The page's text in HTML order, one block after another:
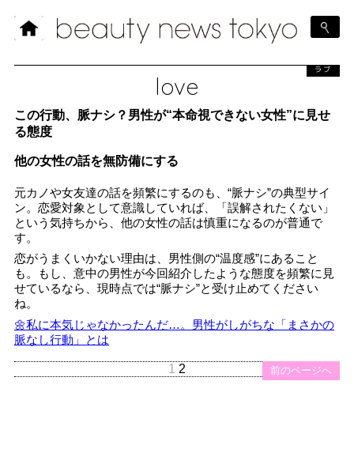
love
ラブ
この行動、脈ナシ？男性が“本命視できない女性”に見せ
る態度
他の女性の話を無防備にする
元カノや女友達の話を頻繁にするのも、“脈ナシ”の典型サイ
ン。恋愛対象として意識していれば、「誤解されたくない」
という気持ちから、他の女性の話は慎重になるのが普通で
す。
恋がうまくいかない理由は、男性側の“温度感”にあること
も。もし、意中の男性が今回紹介したような態度を頻繁に見
せているなら、現時点では“脈ナシ”と受け止めてください
ね。
🌼私に本気じゃなかったんだ…。男性がしがちな「まさかの
脈なし行動」とは
前のページへ
1 2